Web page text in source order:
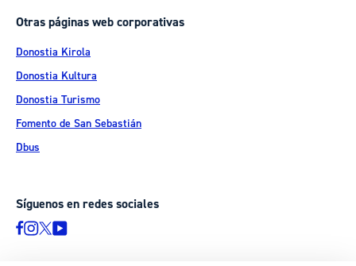
Otras páginas web corporativas
Donostia Kirola
Donostia Kultura
Donostia Turismo
Fomento de San Sebastián
Dbus
Síguenos en redes sociales